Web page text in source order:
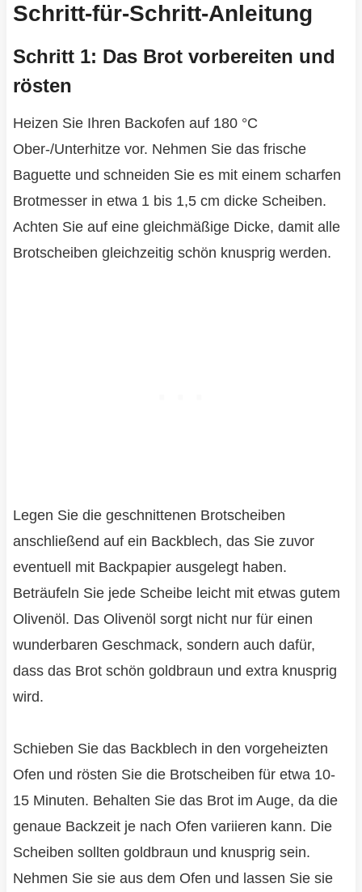
Schritt-für-Schritt-Anleitung
Schritt 1: Das Brot vorbereiten und
rösten
Heizen Sie Ihren Backofen auf 180 °C
Ober-/Unterhitze vor. Nehmen Sie das frische
Baguette und schneiden Sie es mit einem scharfen
Brotmesser in etwa 1 bis 1,5 cm dicke Scheiben.
Achten Sie auf eine gleichmäßige Dicke, damit alle
Brotscheiben gleichzeitig schön knusprig werden.
Legen Sie die geschnittenen Brotscheiben
anschließend auf ein Backblech, das Sie zuvor
eventuell mit Backpapier ausgelegt haben.
Beträufeln Sie jede Scheibe leicht mit etwas gutem
Olivenöl. Das Olivenöl sorgt nicht nur für einen
wunderbaren Geschmack, sondern auch dafür,
dass das Brot schön goldbraun und extra knusprig
wird.
Schieben Sie das Backblech in den vorgeheizten
Ofen und rösten Sie die Brotscheiben für etwa 10-
15 Minuten. Behalten Sie das Brot im Auge, da die
genaue Backzeit je nach Ofen variieren kann. Die
Scheiben sollten goldbraun und knusprig sein.
Nehmen Sie sie aus dem Ofen und lassen Sie sie